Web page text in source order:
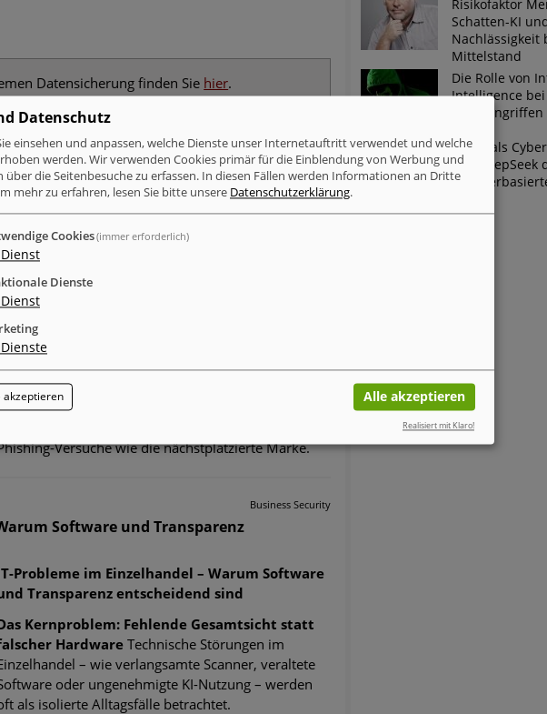
Datensicherung finden Sie hier.
Xing tumblr WhatsApp
ZUM THEMA
Report Q2 2026
– KI-Plattformen rücken nach
einem Anteil von 23 Prozent aller registrierten
bleibt Microsoft der unangefochtene
für Marken-Imitationen. Der IT-
Versuche wie die nächstplatzierte Marke.
Business Security
Software und Transparenz
Probleme im Einzelhandel – Warum Software
Transparenz entscheidend sind
Kernproblem: Fehlende Gesamtsicht statt
HardwareTechnische Störungen im
– wie verlangsamte Scanner, veraltete
oder ungenehmigte KI-Nutzung – werden
als isolierte Alltagsfälle betrachtet.
Risikofaktor
Schatten-KI
Nachlässigkeit
Mittelstand
Die Rolle von
Intelligence
Cyberangriffen
Die KI als
Wie DeepSeek
Datenschutz
einsehen und anpassen, welche Dienste unser Internetauftritt verwendet und welche
werden. Wir verwenden Cookies primär für die Einblendung von Werbung und
über die Seitenbesuche zu erfassen. In diesen Fällen werden Informationen an Dritte
mehr zu erfahren, lesen Sie bitte unsere Datenschutzerklärung.
Cookies(immer erforderlich)
Dienst
Dienste
Dienst
Dienste
akzeptieren Alle akzeptieren
Realisiert mit Klaro!